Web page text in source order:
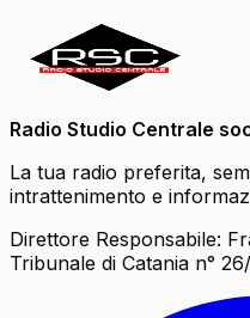
Radio Studio Centrale
La tua radio preferita,
intrattenimento e
Direttore Responsabile:
Tribunale di Catania n°